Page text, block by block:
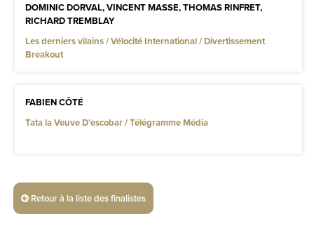
DOMINIC DORVAL, VINCENT MASSE, THOMAS RINFRET,
RICHARD TREMBLAY
Les derniers vilains / Vélocité International / Divertissement
Breakout
FABIEN CÔTÉ
Tata la Veuve D’escobar / Télégramme Média
Retour à la liste des finalistes